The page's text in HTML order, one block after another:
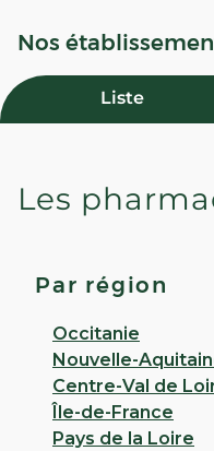
Nos
Liste
PHARMACIE
Fermé
· Ouvre à
15 RUE CHARLES
Appeler
PLUS D'INFO
Les
Par région
Occitanie
Nouvelle-
Centre-Val de
Île-de-France
Pays de la Loire